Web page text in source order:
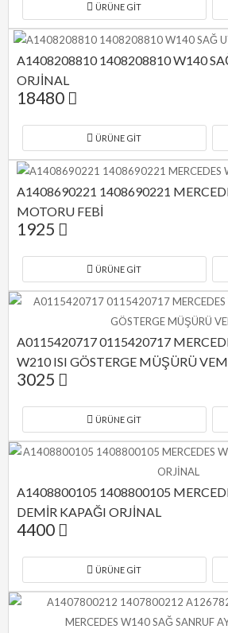
ÜRÜNE GIT
A1408208810 1408208810 W140
ORJİNAL
18480
ÜRÜNE GIT
A1408690221 1408690221
MOTORU FEBİ
1925
ÜRÜNE GIT
A0115420717 0115420717
W210 ISI GÖSTERGE MÜŞÜRÜ
3025
ÜRÜNE GIT
A1408800105 1408800105
DEMİR KAPAĞI ORJİNAL
4400
ÜRÜNE GIT